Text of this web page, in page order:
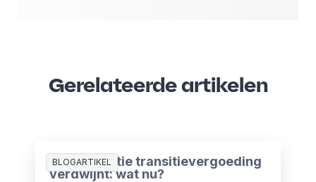
Gerelateerde artikelen
BLOGARTIKEL
Compensatie transitievergoeding
verdwijnt: wat nu?